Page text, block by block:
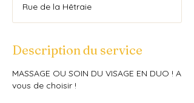
i
n
Rue de la Hêtraie
Description du service
MASSAGE OU SOIN DU VISAGE EN DUO ! A
vous de choisir !